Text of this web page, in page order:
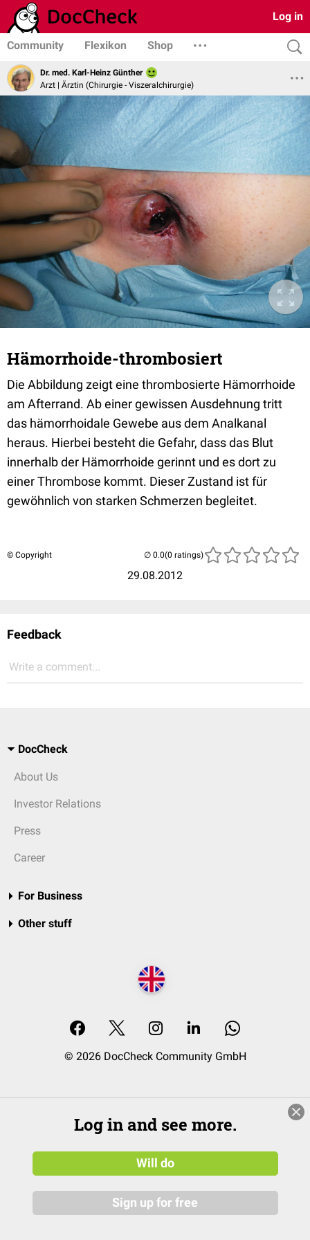
Log in
Community Flexikon Shop
Dr. med. Karl-Heinz Günther
Arzt | Ärztin (Chirurgie - Viszeralchirurgie)
Hämorrhoide-thrombosiert
Die Abbildung zeigt eine thrombosierte Hämorrhoide
am Afterrand. Ab einer gewissen Ausdehnung tritt
das hämorrhoidale Gewebe aus dem Analkanal
heraus. Hierbei besteht die Gefahr, dass das Blut
innerhalb der Hämorrhoide gerinnt und es dort zu
einer Thrombose kommt. Dieser Zustand ist für
gewöhnlich von starken Schmerzen begleitet.
© Copyright
29.08.2012
(0 ratings)
Feedback
Write a comment...
DocCheck
About Us
Investor Relations
Press
Career
For Business
Other stuff
© 2026 DocCheck Community GmbH
Log in and see more.
Will do
Sign up for free